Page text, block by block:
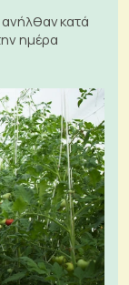
κατά
ημέρα